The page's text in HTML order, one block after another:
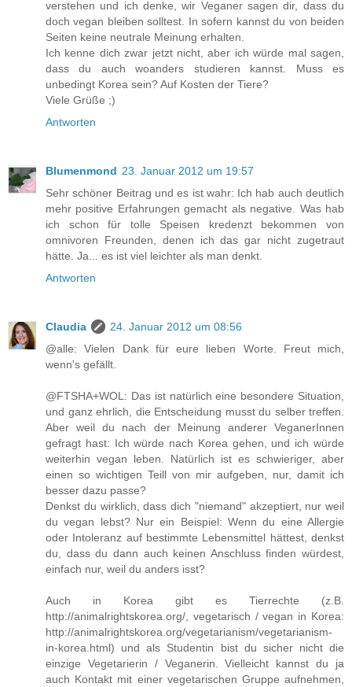
verstehen und ich denke, wir Veganer sagen dir, dass du
doch vegan bleiben solltest. In sofern kannst du von beiden
Seiten keine neutrale Meinung erhalten.
Ich kenne dich zwar jetzt nicht, aber ich würde mal sagen,
dass du auch woanders studieren kannst. Muss es
unbedingt Korea sein? Auf Kosten der Tiere?
Viele Grüße ;)
Antworten
Blumenmond 23. Januar 2012 um 19:57
Sehr schöner Beitrag und es ist wahr: Ich hab auch deutlich
mehr positive Erfahrungen gemacht als negative. Was hab
ich schon für tolle Speisen kredenzt bekommen von
omnivoren Freunden, denen ich das gar nicht zugetraut
hätte. Ja... es ist viel leichter als man denkt.
Antworten
Claudia
24. Januar 2012 um 08:56
@alle: Vielen Dank für eure lieben Worte. Freut mich,
wenn's gefällt.
@FTSHA+WOL: Das ist natürlich eine besondere Situation,
und ganz ehrlich, die Entscheidung musst du selber treffen.
Aber weil du nach der Meinung anderer VeganerInnen
gefragt hast: Ich würde nach Korea gehen, und ich würde
weiterhin vegan leben. Natürlich ist es schwieriger, aber
einen so wichtigen Teill von mir aufgeben, nur, damit ich
besser dazu passe?
Denkst du wirklich, dass dich "niemand" akzeptiert, nur weil
du vegan lebst? Nur ein Beispiel: Wenn du eine Allergie
oder Intoleranz auf bestimmte Lebensmittel hättest, denkst
du, dass du dann auch keinen Anschluss finden würdest,
einfach nur, weil du anders isst?
Auch in Korea gibt es Tierrechte (z.B.
http://animalrightskorea.org/, vegetarisch / vegan in Korea:
http://animalrightskorea.org/vegetarianism/vegetarianism-
in-korea.html) und als Studentin bist du sicher nicht die
einzige Vegetarierin / Veganerin. Vielleicht kannst du ja
auch Kontakt mit einer vegetarischen Gruppe aufnehmen,